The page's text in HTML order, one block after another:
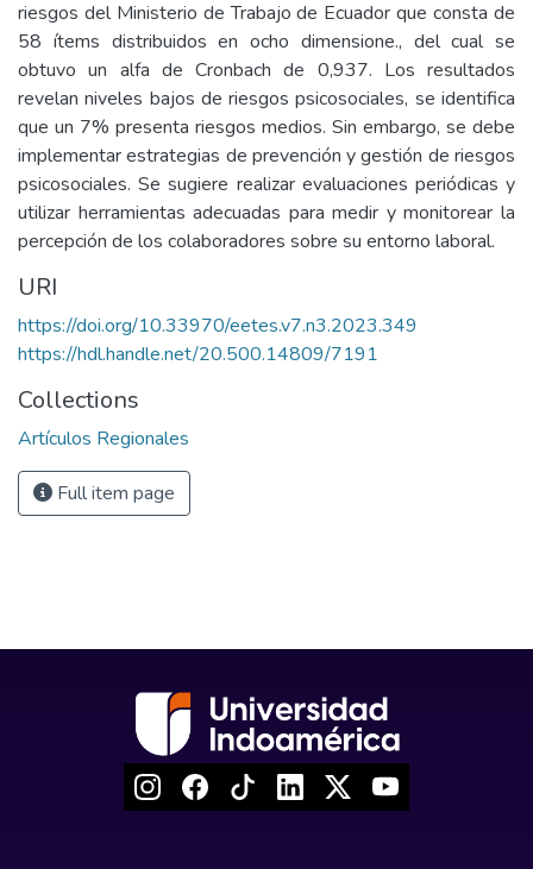
riesgos del Ministerio de Trabajo de Ecuador que consta de
58 ítems distribuidos en ocho dimensione., del cual se
obtuvo un alfa de Cronbach de 0,937. Los resultados
revelan niveles bajos de riesgos psicosociales, se identifica
que un 7% presenta riesgos medios. Sin embargo, se debe
implementar estrategias de prevención y gestión de riesgos
psicosociales. Se sugiere realizar evaluaciones periódicas y
utilizar herramientas adecuadas para medir y monitorear la
percepción de los colaboradores sobre su entorno laboral.
URI
https://doi.org/10.33970/eetes.v7.n3.2023.349
https://hdl.handle.net/20.500.14809/7191
Collections
Artículos Regionales
Full item page